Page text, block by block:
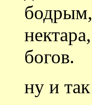
богов.
ну и